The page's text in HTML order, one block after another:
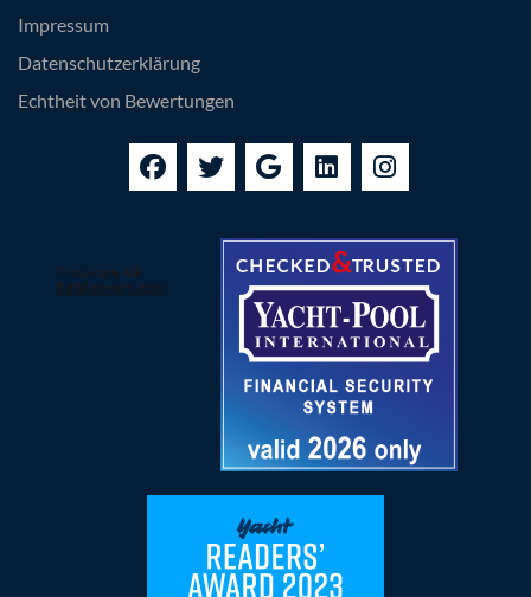
Impressum
Datenschutzerklärung
Echtheit von Bewertungen